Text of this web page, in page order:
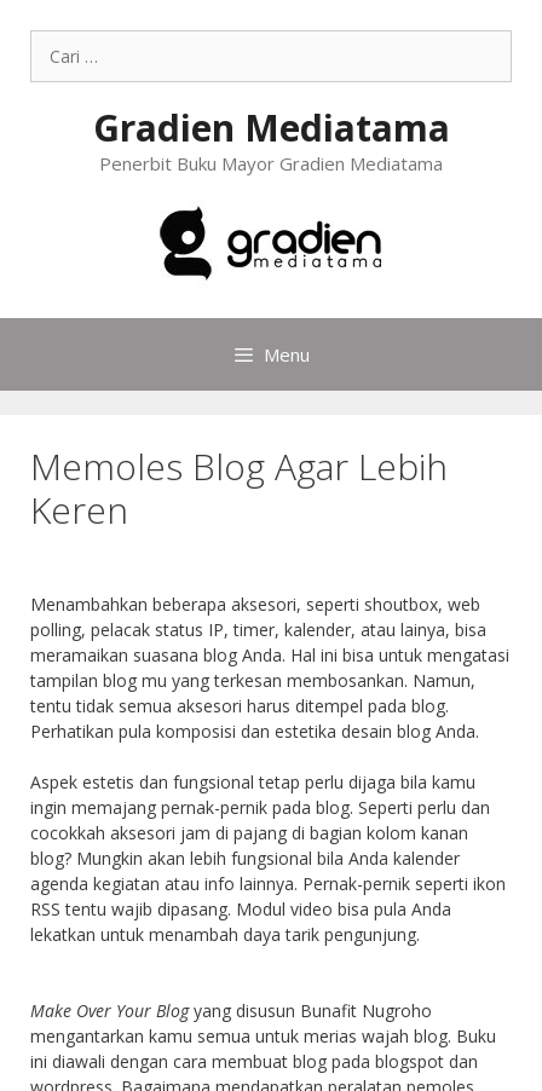
Gradien Mediatama
Penerbit Buku Mayor Gradien Mediatama
Menu
Memoles Blog Agar Lebih
Keren
Menambahkan beberapa aksesori, seperti shoutbox, web
polling, pelacak status IP, timer, kalender, atau lainya, bisa
meramaikan suasana blog Anda. Hal ini bisa untuk mengatasi
tampilan blog mu yang terkesan membosankan. Namun,
tentu tidak semua aksesori harus ditempel pada blog.
Perhatikan pula komposisi dan estetika desain blog Anda.
Aspek estetis dan fungsional tetap perlu dijaga bila kamu
ingin memajang pernak-pernik pada blog. Seperti perlu dan
cocokkah aksesori jam di pajang di bagian kolom kanan
blog? Mungkin akan lebih fungsional bila Anda kalender
agenda kegiatan atau info lainnya. Pernak-pernik seperti ikon
RSS tentu wajib dipasang. Modul video bisa pula Anda
lekatkan untuk menambah daya tarik pengunjung.
Make Over Your Blogyang disusun Bunafit Nugroho
mengantarkan kamu semua untuk merias wajah blog. Buku
ini diawali dengan cara membuat blog pada blogspot dan